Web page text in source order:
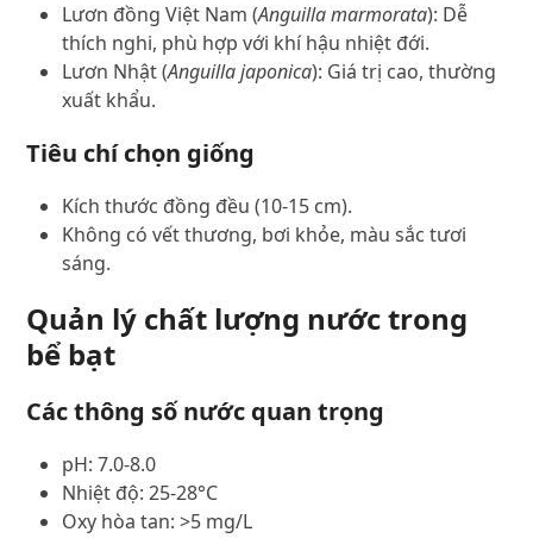
Lươn đồng Việt Nam (Anguilla marmorata): Dễ
thích nghi, phù hợp với khí hậu nhiệt đới.
Lươn Nhật (Anguilla japonica): Giá trị cao, thường
xuất khẩu.
Tiêu chí chọn giống
Kích thước đồng đều (10-15 cm).
Không có vết thương, bơi khỏe, màu sắc tươi
sáng.
Quản lý chất lượng nước trong
bể bạt
Các thông số nước quan trọng
pH: 7.0-8.0
Nhiệt độ: 25-28°C
Oxy hòa tan: >5 mg/L